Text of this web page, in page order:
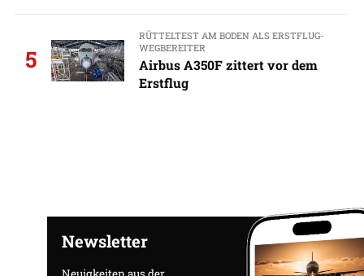
5
RÜTTELTEST AM BODEN ALS ERSTFLUG-
WEGBEREITER
Airbus A350F zittert vor dem
Erstflug
Newsletter